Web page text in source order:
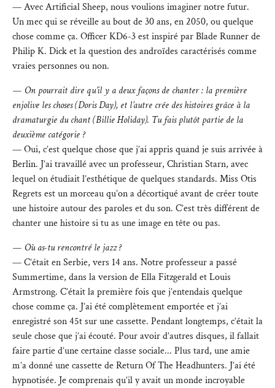
— Avec Artificial Sheep, nous voulions imaginer notre futur.
Un mec qui se réveille au bout de 30 ans, en 2050, ou quelque
chose comme ça. Officer KD6-3 est inspiré par Blade Runner de
Philip K. Dick et la question des androïdes caractérisés comme
vraies personnes ou non.
— On pourrait dire qu’il y a deux façons de chanter : la première
enjolive les choses (Doris Day), et l’autre crée des histoires grâce à la
dramaturgie du chant (Billie Holiday). Tu fais plutôt partie de la
deuxième catégorie ?
— Oui, c’est quelque chose que j’ai appris quand je suis arrivée à
Berlin. J’ai travaillé avec un professeur, Christian Starn, avec
lequel on étudiait l’esthétique de quelques standards. Miss Otis
Regrets est un morceau qu’on a décortiqué avant de créer toute
une histoire autour des paroles et du son. C’est très différent de
chanter une histoire si tu as une image en tête ou pas.
— Où as-tu rencontré le jazz ?
— C’était en Serbie, vers 14 ans. Notre professeur a passé
Summertime, dans la version de Ella Fitzgerald et Louis
Armstrong. C’était la première fois que j’entendais quelque
chose comme ça. J’ai été complètement emportée et j’ai
enregistré son 45t sur une cassette. Pendant longtemps, c’était la
seule chose que j’ai écouté. Pour avoir d’autres disques, il fallait
faire partie d’une certaine classe sociale... Plus tard, une amie
m’a donné une cassette de Return Of The Headhunters. J’ai été
hypnotisée. Je comprenais qu’il y avait un monde incroyable